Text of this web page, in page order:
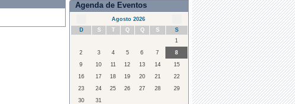
Agenda de Eventos
Agosto 2026
D
S T Q Q S
S
1
2
3 4 5 6 7
8
9
10 11 12 13 14
15
16
17 18 19 20 21
22
23
24 25 26 27 28
29
30
31